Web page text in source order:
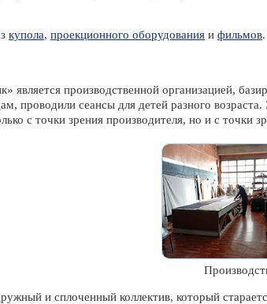
купола, проекционного оборудования и фильмов.
является производственной организацией,
проводили сеансы для детей разного
с точки зрения производителя, но и с точки
и сплоченный коллектив, который